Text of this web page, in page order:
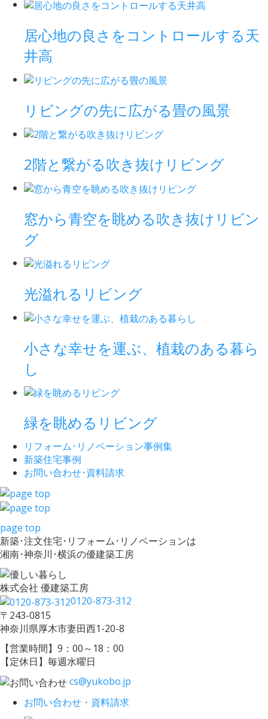
居心地の良さをコントロールする天
井高
リビングの先に広がる畳の風景
2階と繋がる吹き抜けリビング
窓から青空を眺める吹き抜けリビン
グ
光溢れるリビング
小さな幸せを運ぶ、植栽のある暮ら
し
緑を眺めるリビング
リフォーム･ リノベーション事例集
新築住宅事例
お問い合わせ･資料請求
page top
新築･注文住宅･リフォーム･リノベーションは
湘南･神奈川･横浜の優建築工房
株式会社 優建築工房
0120-873-312
〒243-0815
神奈川県厚木市妻田西1-20-8
【営業時間】9：00～18：00
【定休日】毎週水曜日
cs@yukobo.jp
お問い合わせ・資料請求